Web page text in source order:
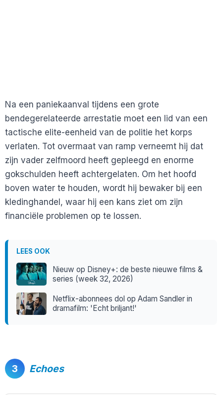
Na een paniekaanval tijdens een grote
bendegerelateerde arrestatie moet een lid van een
tactische elite-eenheid van de politie het korps
verlaten. Tot overmaat van ramp verneemt hij dat
zijn vader zelfmoord heeft gepleegd en enorme
gokschulden heeft achtergelaten. Om het hoofd
boven water te houden, wordt hij bewaker bij een
kledinghandel, waar hij een kans ziet om zijn
financiële problemen op te lossen.
LEES OOK
Nieuw op Disney+: de beste nieuwe films &
series (week 32, 2026)
Netflix-abonnees dol op Adam Sandler in
dramafilm: 'Echt briljant!'
3 Echoes